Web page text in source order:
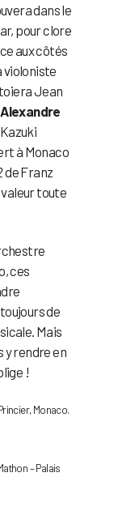
dans le
pour clore
aux côtés
violoniste
Jean
Alexandre
à Monaco
de Franz
toute
ces
de
Mais
y rendre en
!
Monaco.
– Palais